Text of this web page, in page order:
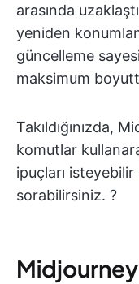
arasında
yeniden
güncelleme
maksimum
Takıldığınızda,
komutlar
ipuçları
sorabilirsiniz. ?